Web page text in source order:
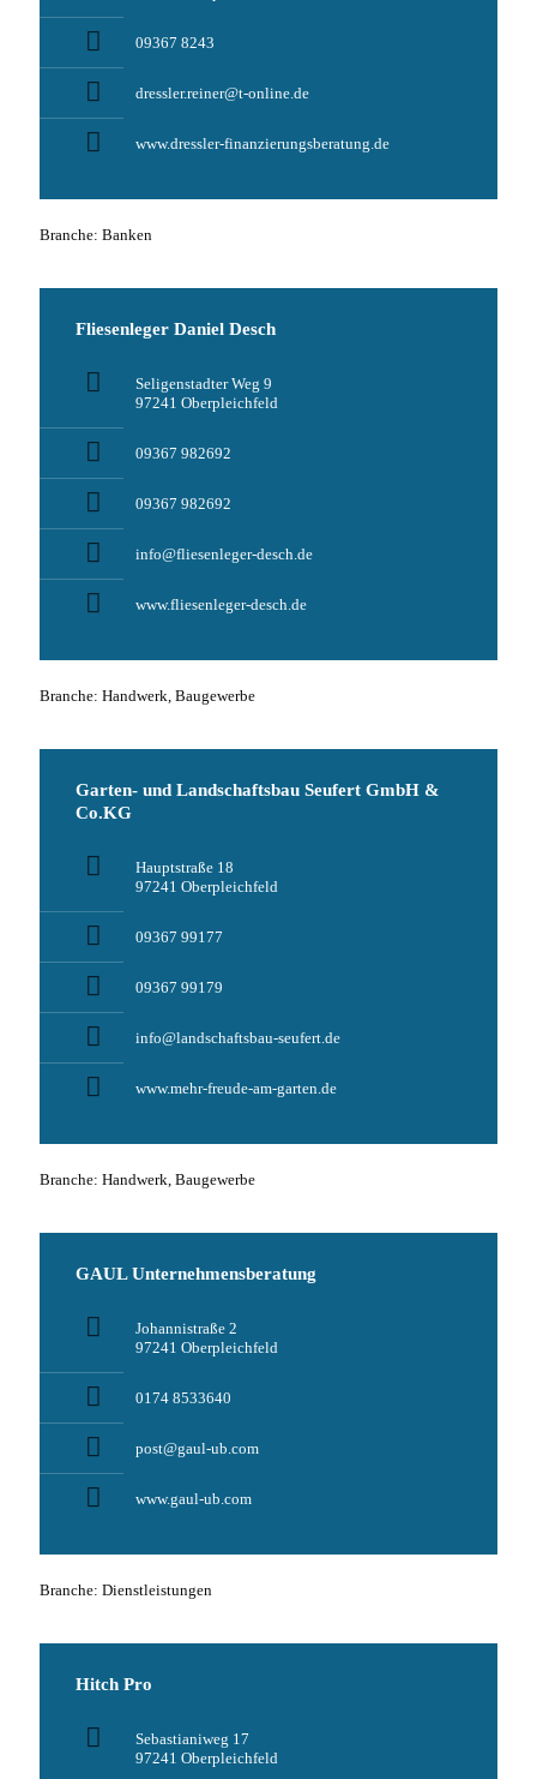
09367 8243
dressler.reiner@t-online.de
www.dressler-finanzierungsberatung.de
Branche: Banken
Fliesenleger Daniel Desch
Seligenstadter Weg 9
97241 Oberpleichfeld
09367 982692
09367 982692
info@fliesenleger-desch.de
www.fliesenleger-desch.de
Branche: Handwerk, Baugewerbe
Garten- und Landschaftsbau Seufert GmbH &
Co.KG
Hauptstraße 18
97241 Oberpleichfeld
09367 99177
09367 99179
info@landschaftsbau-seufert.de
www.mehr-freude-am-garten.de
Branche: Handwerk, Baugewerbe
GAUL Unternehmensberatung
Johannistraße 2
97241 Oberpleichfeld
0174 8533640
post@gaul-ub.com
www.gaul-ub.com
Branche: Dienstleistungen
Hitch Pro
Sebastianiweg 17
97241 Oberpleichfeld